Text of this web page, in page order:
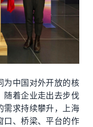
为中国对外开放的核
随着企业走出去步伐
需求持续攀升，上海
口、桥梁、平台的作